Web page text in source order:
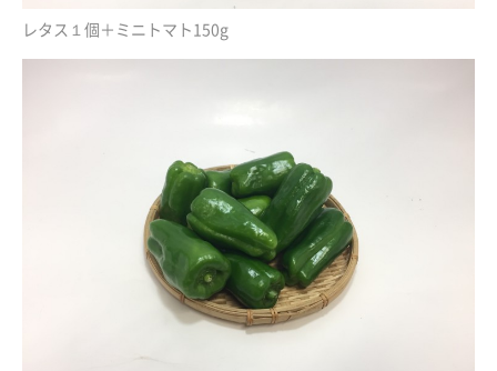
レタス１個＋ミニトマト150g